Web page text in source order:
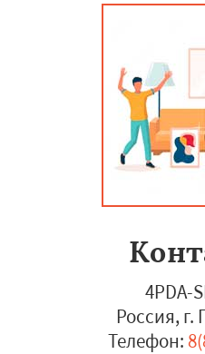
4PDA-
Россия, г.
Телефон: